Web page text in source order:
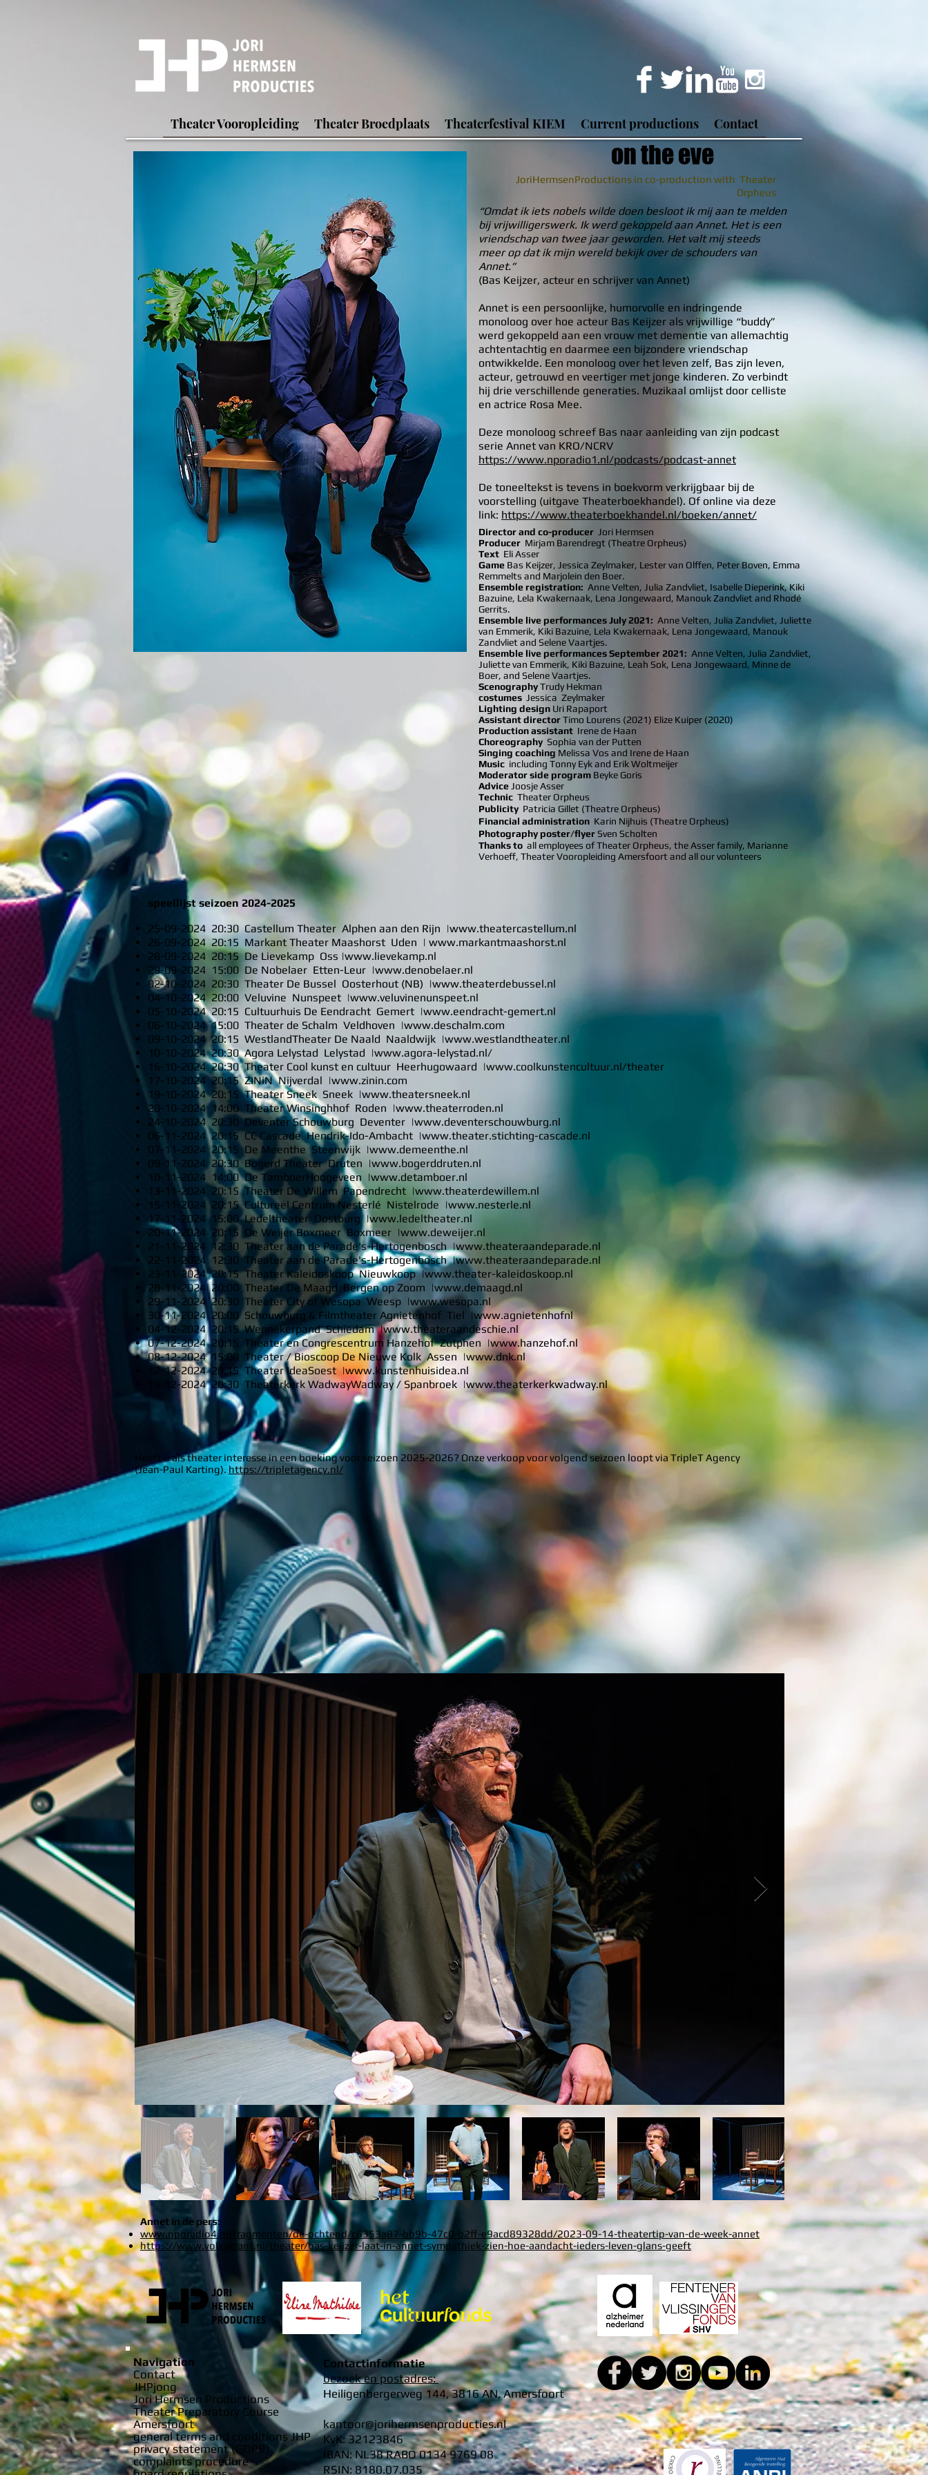
Theater Vooropleiding Theater Broedplaats Theaterfestival KIEM Current productions Contact
on the eve
JoriHermsenProductions in co-production with Theater
Orpheus
“Omdat ik iets nobels wilde doen besloot ik mij aan te melden
bij vrijwilligerswerk. Ik werd gekoppeld aan Annet. Het is een
vriendschap van twee jaar geworden. Het valt mij steeds
meer op dat ik mijn wereld bekijk over de schouders van
Annet.”
(Bas Keijzer, acteur en schrijver van Annet)
Annet is een persoonlijke, humorvolle en indringende
monoloog over hoe acteur Bas Keijzer als vrijwillige “buddy”
werd gekoppeld aan een vrouw met dementie van allemachtig
achtentachtig en daarmee een bijzondere vriendschap
ontwikkelde. Een monoloog over het leven zelf, Bas zijn leven,
acteur, getrouwd en veertiger met jonge kinderen. Zo verbindt
hij drie verschillende generaties. Muzikaal omlijst door celliste
en actrice Rosa Mee.
Deze monoloog schreef Bas naar aanleiding van zijn podcast
serie Annet van KRO/NCRV
https://www.nporadio1.nl/podcasts/podcast-annet
De toneeltekst is tevens in boekvorm verkrijgbaar bij de
voorstelling (uitgave Theaterboekhandel). Of online via deze
link: https://www.theaterboekhandel.nl/boeken/annet/
Director and co-producer Jori Hermsen
Producer Mirjam Barendregt (Theatre Orpheus)
Text Eli Asser
Game Bas Keijzer, Jessica Zeylmaker, Lester van Olffen, Peter Boven, Emma
Remmelts and Marjolein den Boer.
Ensemble registration: Anne Velten, Julia Zandvliet, Isabelle Dieperink, Kiki
Bazuine, Lela Kwakernaak, Lena Jongewaard, Manouk Zandvliet and Rhodé
Gerrits.
Ensemble live performances July 2021: Anne Velten, Julia Zandvliet, Juliette
van Emmerik, Kiki Bazuine, Lela Kwakernaak, Lena Jongewaard, Manouk
Zandvliet and Selene Vaartjes.
Ensemble live performances September 2021: Anne Velten, Julia Zandvliet,
Juliette van Emmerik, Kiki Bazuine, Leah Sok, Lena Jongewaard, Minne de
Boer, and Selene Vaartjes.
ScenographyTrudy Hekman
costumes Jessica Zeylmaker
Lighting design Uri Rapaport
Assistant directorTimo Lourens (2021) Elize Kuiper (2020)
Production assistant Irene de Haan
Choreography Sophia van der Putten
Singing coaching Melissa Vos and Irene de Haan
Music including Tonny Eyk and Erik Woltmeijer
Moderator side program Beyke Goris
Advice Joosje Asser
Technic Theater Orpheus
Publicity Patricia Gillet (Theatre Orpheus)
Financial administration Karin Nijhuis (Theatre Orpheus)
Photography poster/flyer Sven Scholten
Thanks to all employees of Theater Orpheus, the Asser family, Marianne
Verhoeff, Theater Vooropleiding Amersfoort and all our volunteers
speellijst seizoen 2024-2025
25-09-2024 20:30 Castellum Theater Alphen aan den Rijn |www.theatercastellum.nl
26-09-2024 20:15 Markant Theater Maashorst Uden | www.markantmaashorst.nl
28-09-2024 20:15 De Lievekamp Oss |www.lievekamp.nl
29-09-2024 15:00 De Nobelaer Etten-Leur |www.denobelaer.nl
02-10-2024 20:30 Theater De Bussel Oosterhout (NB) |www.theaterdebussel.nl
04-10-2024 20:00 Veluvine Nunspeet |www.veluvinenunspeet.nl
05-10-2024 20:15 Cultuurhuis De Eendracht Gemert |www.eendracht-gemert.nl
06-10-2024 15:00 Theater de Schalm Veldhoven |www.deschalm.com
09-10-2024 20:15 WestlandTheater De Naald Naaldwijk |www.westlandtheater.nl
10-10-2024 20:30 Agora Lelystad Lelystad |www.agora-lelystad.nl/
16-10-2024 20:30 Theater Cool kunst en cultuur Heerhugowaard |www.coolkunstencultuur.nl/theater
17-10-2024 20:15 ZINiN Nijverdal |www.zinin.com
19-10-2024 20:15 Theater Sneek Sneek |www.theatersneek.nl
20-10-2024 14:00 Theater Winsinghhof Roden |www.theaterroden.nl
24-10-2024 20:30 Deventer Schouwburg Deventer |www.deventerschouwburg.nl
06-11-2024 20:15 CC Cascade Hendrik-Ido-Ambacht |www.theater.stichting-cascade.nl
07-11-2024 20:15 De Meenthe Steenwijk |www.demeenthe.nl
09-11-2024 20:30 Bogerd Theater Druten |www.bogerddruten.nl
10-11-2024 14:00 De TamboerHoogeveen |www.detamboer.nl
13-11-2024 20:15 Theater De Willem Papendrecht |www.theaterdewillem.nl
15-11-2024 20:15 Cultureel Centrum Nesterlé Nistelrode |www.nesterle.nl
17-11-2024 15:00 Ledeltheater Oostburg |www.ledeltheater.nl
20-11-2024 20:15 De Weijer Boxmeer Boxmeer |www.deweijer.nl
21-11-2024 12:30 Theater aan de Parade's-Hertogenbosch |www.theateraandeparade.nl
22-11-2024 12:30 Theater aan de Parade's-Hertogenbosch |www.theateraandeparade.nl
23-11-2024 20:15 Theater Kaleidoskoop Nieuwkoop |www.theater-kaleidoskoop.nl
28-11-2024 20:00 Theater De Maagd Bergen op Zoom |www.demaagd.nl
29-11-2024 20:30 Theater City of Wesopa Weesp |www.wesopa.nl
30-11-2024 20:00 Schouwburg & Filmtheater Agnietenhof Tiel |www.agnietenhofnl
04-12-2024 20:15 Wennekerpand Schiedam |www.theateraandeschie.nl
07-12-2024 20:15 Theater en Congrescentrum Hanzehof Zutphen |www.hanzehof.nl
08-12-2024 15:00 Theater / Bioscoop De Nieuwe Kolk Assen |www.dnk.nl
12-12-2024 20:15 Theater IdeaSoest |www.kunstenhuisidea.nl
13-12-2024 20:30 Theaterkerk WadwayWadway / Spanbroek |www.theaterkerkwadway.nl
Heeft uals theater interesse in een boeking voor seizoen 2025-2026? Onze verkoop voor volgend seizoen loopt via TripleT Agency
(Jean-Paul Karting). https://tripletagency.nl/
Annet in de pers:
www.nporadio4.nl/fragmenten/de-ochtend/c6353a87-bb9b-47c0-b2ff-e9acd89328dd/2023-09-14-theatertip-van-de-week-annet
https://www.volkskrant.nl/theater/bas-keijzer-laat-in-annet-sympathiek-zien-hoe-aandacht-ieders-leven-glans-geeft
Contactinformatie
bezoek en postadres:
Heiligenbergerweg 144, 3816 AN, Amersfoort
kantoor@jorihermsenproducties.nl
KvK: 32123846
IBAN: NL38 RABO 0134 9769 08
RSIN: 8180.07.035
Navigation
Contact
JHPjong
Jori Hermsen Productions
Theater Preparatory Course
Amersfoort
general terms and conditions JHP
privacy statement (GDPR)
complaints procedure